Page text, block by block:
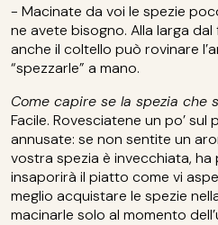
- Macinate da voi le spezie
ne avete bisogno. Alla larga
anche il coltello può rovinare
“spezzarle” a mano.
Come capire se la spezia che
Facile. Rovesciatene un po’
annusate: se non sentite un
vostra spezia è invecchiata,
insaporirà il piatto come vi
meglio acquistare le spezie
macinarle solo al momento